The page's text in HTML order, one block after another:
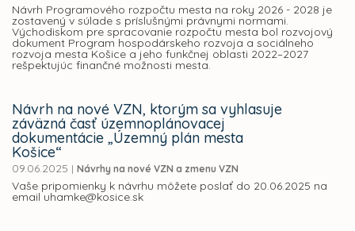
Návrh Programového rozpočtu mesta na roky 2026 - 2028 je
zostavený v súlade s príslušnými právnymi normami.
Východiskom pre spracovanie rozpočtu mesta bol rozvojový
dokument Program hospodárskeho rozvoja a sociálneho
rozvoja mesta Košice a jeho funkčnej oblasti 2022–2027
rešpektujúc finančné možnosti mesta.
Návrh na nové VZN, ktorým sa vyhlasuje
záväzná časť územnoplánovacej
dokumentácie „Územný plán mesta
Košice“
09.06.2025 | Návrhy na nové VZN a zmenu VZN
Vaše pripomienky k návrhu môžete poslať do 20.06.2025 na
email uhamke@kosice.sk